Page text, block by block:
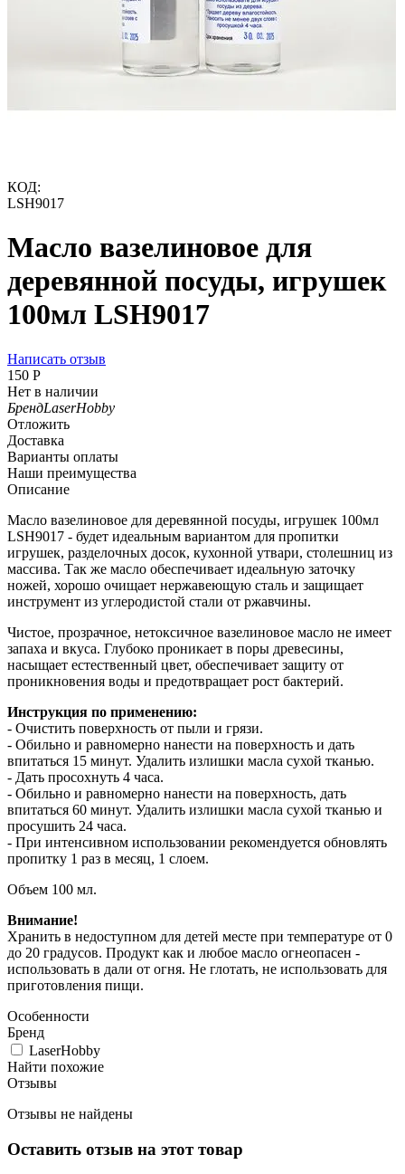
КОД:
LSH9017
Масло вазелиновое для
деревянной посуды, игрушек
100мл LSH9017
Написать отзыв
‍150‍ Р
Нет в наличии
БрендLaserHobby
Отложить
Доставка
Варианты оплаты
Наши преимущества
Описание
Масло вазелиновое для деревянной посуды, игрушек 100мл
LSH9017 - будет идеальным вариантом для пропитки
игрушек, разделочных досок, кухонной утвари, столешниц из
массива. Так же масло обеспечивает идеальную заточку
ножей, хорошо очищает нержавеющую сталь и защищает
инструмент из углеродистой стали от ржавчины.
Чистое, прозрачное, нетоксичное вазелиновое масло не имеет
запаха и вкуса. Глубоко проникает в поры древесины,
насыщает естественный цвет, обеспечивает защиту от
проникновения воды и предотвращает рост бактерий.
Инструкция по применению:
- Очистить поверхность от пыли и грязи.
- Обильно и равномерно нанести на поверхность и дать
впитаться 15 минут. Удалить излишки масла сухой тканью.
- Дать просохнуть 4 часа.
- Обильно и равномерно нанести на поверхность, дать
впитаться 60 минут. Удалить излишки масла сухой тканью и
просушить 24 часа.
- При интенсивном использовании рекомендуется обновлять
пропитку 1 раз в месяц, 1 слоем.
Объем 100 мл.
Внимание!
Хранить в недоступном для детей месте при температуре от 0
до 20 градусов. Продукт как и любое масло огнеопасен -
использовать в дали от огня. Не глотать, не использовать для
приготовления пищи.
Особенности
Бренд
LaserHobby
Найти похожие
Отзывы
Отзывы не найдены
Оставить отзыв на этот товар